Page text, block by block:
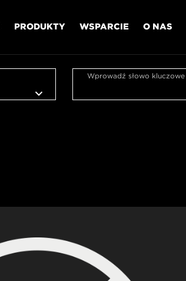
PRODUKTY WSPARCIE O NAS
Wprowadź słowo kluczowe